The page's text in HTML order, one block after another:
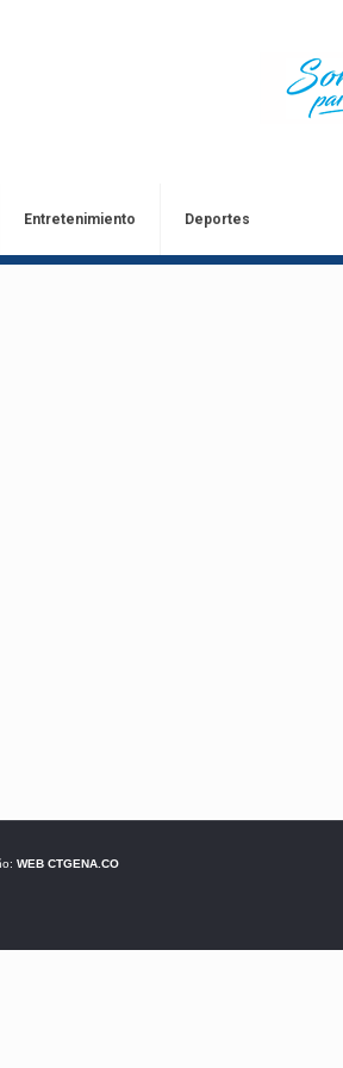
Entretenimiento Deportes
WEB CTGENA.CO